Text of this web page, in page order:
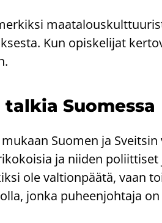
Kun opis­ke­li­jat
tal­kia Suo­mes­sa
Suo­men ja
ja nii­den
ole val­tion­pää­tä, vaan
jonka pu­heen­joh­ta­ja